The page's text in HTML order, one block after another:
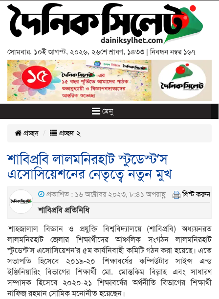
সোমবার, ১০ই আগস্ট, ২০২৬, ২৬শে শ্রাবণ, ১৪৩৩ | নিবন্ধন নম্বর ১৬৭
মেনু
প্রচ্ছদ প্রচ্ছদ ২
শাবিপ্রবি লালমনিরহাট স্টুডেস্ট’স
এসোসিয়েশনের নেতৃত্বে নতুন মুখ
প্রকাশিত : ১৬ অক্টোবর ২০২৩, ৮:৪১ অপরাহ্ণ প্রিন্ট করুন
শাবিপ্রবি প্রতিনিধি
শাহজালাল বিজ্ঞান ও প্রযুক্তি বিশ্ববিদ্যালয়ে (শাবিপ্রবি) অধ্যয়নরত
লালমনিরহাট জেলার শিক্ষার্থীদের আঞ্চলিক সংগঠন লালমনিরহাট
স্টুডেন্ট’স এসোসিয়েশন’র ৫ম কার্যনিবাহী কমিটি গঠন করা হয়েছে। এতে
সভাপতি হিসেবে ২০১৯-২০ শিক্ষাবর্ষের কম্পিউটার সাইন্স এন্ড
ইঞ্জিনিয়ারিং বিভাগের শিক্ষার্থী মো. মোস্তকিম বিল্লাহ এবং সাধারণ
সম্পাদক হিসেবে ২০২০-২১ শিক্ষাবর্ষের অর্থনীতি বিভাগের শিক্ষার্থী
নাফিজ রহমান সৌমিক মনোনীত হয়েছেন।